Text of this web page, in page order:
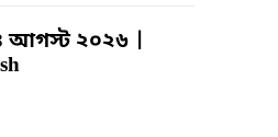
আগস্ট ২০২৬ |